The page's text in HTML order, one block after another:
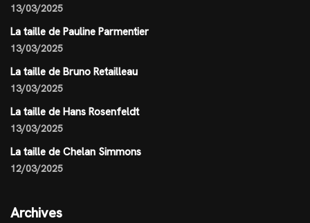
13/03/2025
La taille de Pauline Parmentier
13/03/2025
La taille de Bruno Retailleau
13/03/2025
La taille de Hans Rosenfeldt
13/03/2025
La taille de Chelan Simmons
12/03/2025
Archives